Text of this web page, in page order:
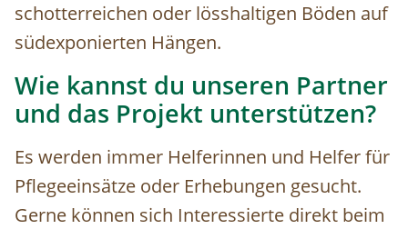
schotterreichen oder lösshaltigen Böden auf
südexponierten Hängen.
Wie kannst du unseren Partner
und das Projekt unterstützen?
Es werden immer Helferinnen und Helfer für
Pflegeeinsätze oder Erhebungen gesucht.
Gerne können sich Interessierte direkt beim